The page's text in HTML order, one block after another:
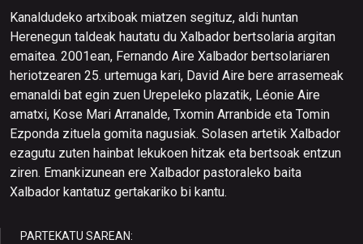
Kanaldudeko artxiboak miatzen segituz, aldi huntan
Herenegun taldeak hautatu du Xalbador bertsolaria argitan
emaitea. 2001ean, Fernando Aire Xalbador bertsolariaren
heriotzearen 25. urtemuga kari, David Aire bere arrasemeak
emanaldi bat egin zuen Urepeleko plazatik, Léonie Aire
amatxi, Kose Mari Arranalde, Txomin Arranbide eta Tomin
Ezponda zituela gomita nagusiak. Solasen artetik Xalbador
ezagutu zuten hainbat lekukoen hitzak eta bertsoak entzun
ziren. Emankizunean ere Xalbador pastoraleko baita
Xalbador kantatuz gertakariko bi kantu.
PARTEKATU SAREAN: